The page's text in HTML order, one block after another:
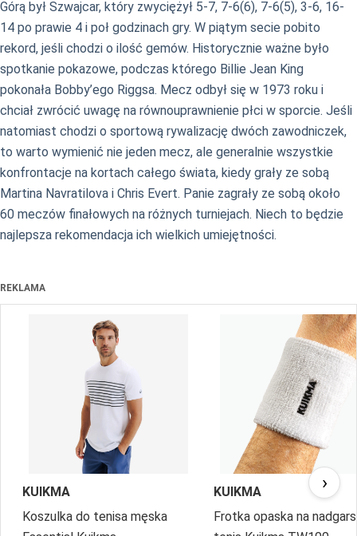
Górą był Szwajcar, który zwyciężył 5-7, 7-6(6), 7-6(5), 3-6, 16-
14 po prawie 4 i poł godzinach gry. W piątym secie pobito
rekord, jeśli chodzi o ilość gemów. Historycznie ważne było
spotkanie pokazowe, podczas którego Billie Jean King
pokonała Bobby’ego Riggsa. Mecz odbył się w 1973 roku i
chciał zwrócić uwagę na równouprawnienie płci w sporcie. Jeśli
natomiast chodzi o sportową rywalizację dwóch zawodniczek,
to warto wymienić nie jeden mecz, ale generalnie wszystkie
konfrontacje na kortach całego świata, kiedy grały ze sobą
Martina Navratilova i Chris Evert. Panie zagrały ze sobą około
60 meczów finałowych na różnych turniejach. Niech to będzie
najlepsza rekomendacja ich wielkich umiejętności.
REKLAMA
KUIKMA
Koszulka do tenisa męska
KUIKMA
Frotka opaska na
›